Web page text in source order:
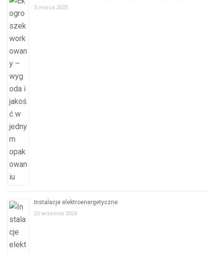
3 marca 2025
Instalacje elektroenergetyczne
25 września 2024